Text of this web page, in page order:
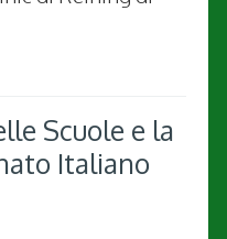
Scuole e la
Italiano